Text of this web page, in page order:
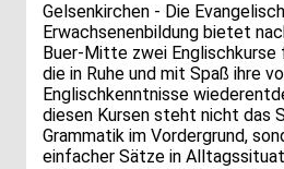
Gelsenkirchen - Die
Erwachsenenbildung bietet
Buer-Mitte zwei Englischkurse
die in Ruhe und mit Spaß ihre
Englischkenntnisse
diesen Kursen steht nicht das
Grammatik im Vordergrund,
einfacher Sätze in